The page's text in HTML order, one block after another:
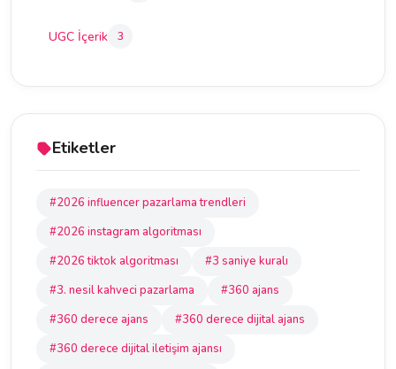
UGC İçerik 3
Etiketler
#2026 influencer pazarlama trendleri
#2026 instagram algoritması
#2026 tiktok algoritması
#3 saniye kuralı
#3. nesil kahveci pazarlama
#360 ajans
#360 derece ajans
#360 derece dijital ajans
#360 derece dijital iletişim ajansı